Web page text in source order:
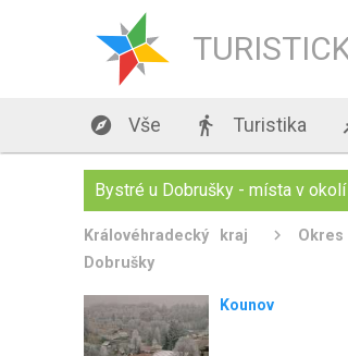
 Vše  Turistika
Bystré u Dobrušky - místa v okolí
Královéhradecký kraj
Dobrušky
Kounov